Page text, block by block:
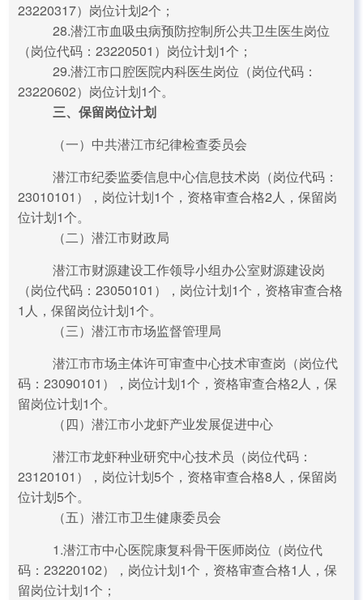
23220317）岗位计划2个；
28.潜江市血吸虫病预防控制所公共卫生医生岗位
（岗位代码：23220501）岗位计划1个；
29.潜江市口腔医院内科医生岗位（岗位代码：
23220602）岗位计划1个。
三、保留岗位计划
（一）中共潜江市纪律检查委员会
潜江市纪委监委信息中心信息技术岗（岗位代码：
23010101），岗位计划1个，资格审查合格2人，保留岗
位计划1个。
（二）潜江市财政局
潜江市财源建设工作领导小组办公室财源建设岗
（岗位代码：23050101），岗位计划1个，资格审查合格
1人，保留岗位计划1个。
（三）潜江市市场监督管理局
潜江市市场主体许可审查中心技术审查岗（岗位代
码：23090101），岗位计划1个，资格审查合格2人，保
留岗位计划1个。
（四）潜江市小龙虾产业发展促进中心
潜江市龙虾种业研究中心技术员（岗位代码：
23120101），岗位计划5个，资格审查合格8人，保留岗
位计划5个。
（五）潜江市卫生健康委员会
1.潜江市中心医院康复科骨干医师岗位（岗位代
码：23220102），岗位计划1个，资格审查合格1人，保
留岗位计划1个；